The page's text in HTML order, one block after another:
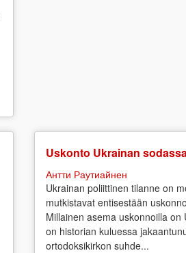
Uskonto Ukrainan
Антти Раутиайнен
Ukrainan poliittinen tilanne on
mutkistavat entisestään
Millainen asema uskonnoilla
on historian kuluessa
ortodoksikirkon suhde...